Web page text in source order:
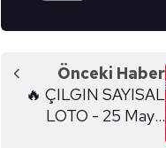
Önceki Haber
🔥 ÇILGIN SAYISAL
LOTO - 25 Mayıs